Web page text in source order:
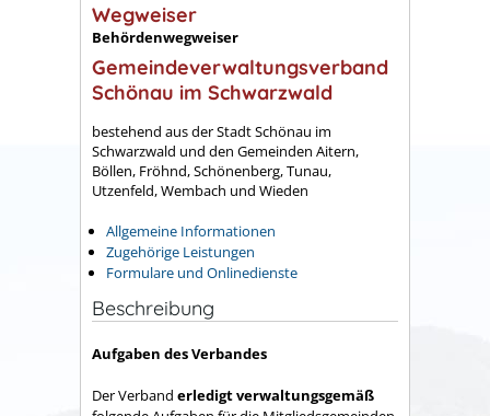
Wegweiser
Behördenwegweiser
Gemeindeverwaltungsverband
Schönau im Schwarzwald
bestehend aus der Stadt Schönau im
Schwarzwald und den Gemeinden Aitern,
Böllen, Fröhnd, Schönenberg, Tunau,
Utzenfeld, Wembach und Wieden
Allgemeine Informationen
Zugehörige Leistungen
Formulare und Onlinedienste
Beschreibung
Aufgaben des Verbandes
Der Verband erledigt verwaltungsgemäß